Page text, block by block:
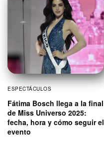
ESPECTÁCULOS
Fátima Bosch llega a la final
de Miss Universo 2025:
fecha, hora y cómo seguir el
evento